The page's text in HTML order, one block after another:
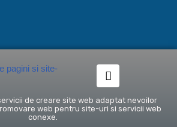
de creare site web adaptat nevoilor
web pentru site-uri si servicii web
conexe.